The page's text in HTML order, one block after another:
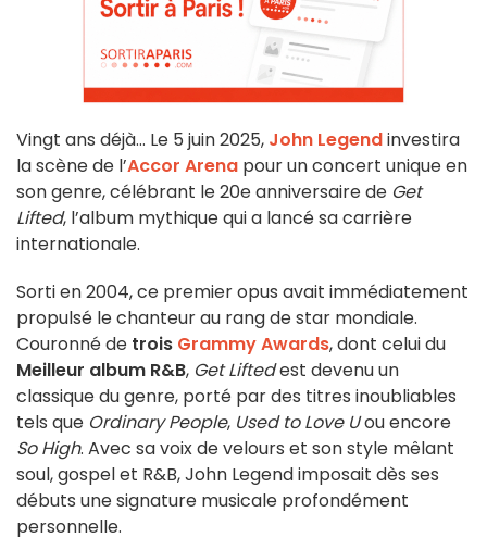
Vingt ans déjà… Le 5 juin 2025, John Legendinvestira
la scène de l’Accor Arena pour un concert unique en
son genre, célébrant le 20e anniversaire de Get
Lifted, l’album mythique qui a lancé sa carrière
internationale.
Sorti en 2004, ce premier opus avait immédiatement
propulsé le chanteur au rang de star mondiale.
Couronné de trois Grammy Awards, dont celui du
Meilleur album R&B, Get Liftedest devenu un
classique du genre, porté par des titres inoubliables
tels que Ordinary People, Used to Love Uou encore
So High. Avec sa voix de velours et son style mêlant
soul, gospel et R&B, John Legend imposait dès ses
débuts une signature musicale profondément
personnelle.